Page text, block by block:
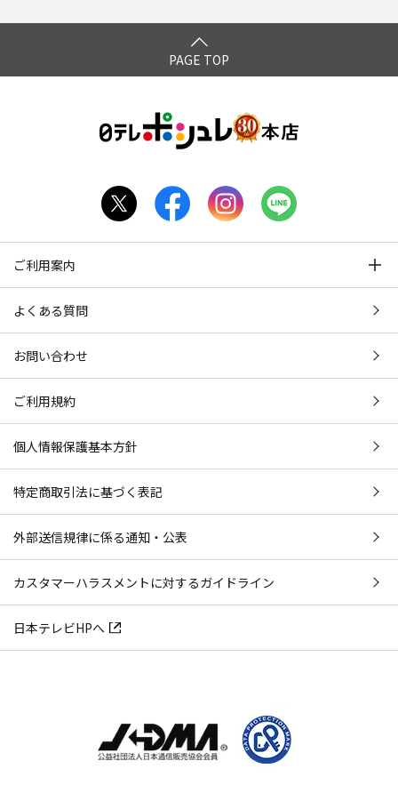
PAGE TOP
ご利用案内
よくある質問
お問い合わせ
ご利用規約
個人情報保護基本方針
特定商取引法に基づく表記
外部送信規律に係る通知・公表
カスタマーハラスメントに対するガイドライン
日本テレビHPへ